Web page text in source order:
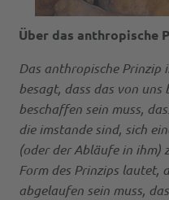
Über das anthropische
Das anthropische Prinzip
besagt, dass das von
beschaffen sein muss,
die imstande sind, sich
(oder der Abläufe in ihm)
Form des Prinzips lautet,
abgelaufen sein muss,